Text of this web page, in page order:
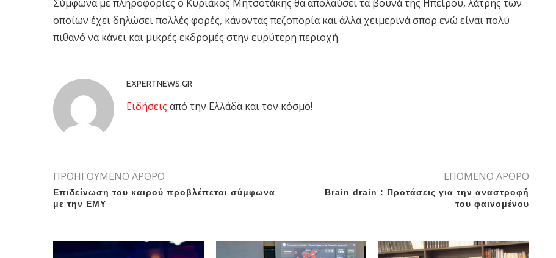
Σύμφωνα με πληροφορίες ο Κυριάκος Μητσοτάκης θα απολαύσει τα βουνά της Ηπείρου, λάτρης των
οποίων έχει δηλώσει πολλές φορές, κάνοντας πεζοπορία και άλλα χειμερινά σπορ ενώ είναι πολύ
πιθανό να κάνει και μικρές εκδρομές στην ευρύτερη περιοχή.
EXPERTNEWS.GR
Eιδήσεις από την Ελλάδα και τον κόσμο!
ΠΡΟΗΓΟΥΜΕΝΟ ΑΡΘΡΟ
Επιδείνωση του καιρού προβλέπεται σύμφωνα
με την ΕΜΥ
ΕΠΟΜΕΝΟ ΑΡΘΡΟ
Brain drain : Προτάσεις για την αναστροφή
του φαινομένου